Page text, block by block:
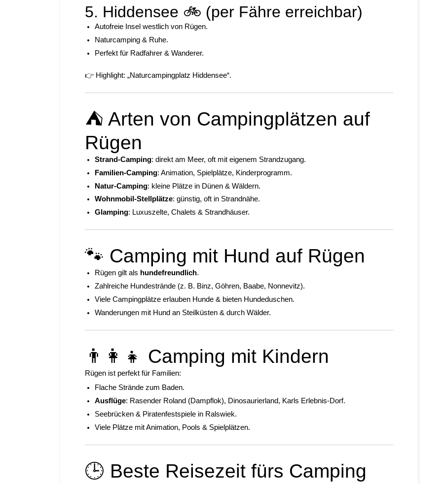
5. Hiddensee 🚲 (per Fähre erreichbar)
Autofreie Insel westlich von Rügen.
Naturcamping & Ruhe.
Perfekt für Radfahrer & Wanderer.
👉 Highlight: „Naturcampingplatz Hiddensee“.
⛺ Arten von Campingplätzen auf
Rügen
Strand-Camping: direkt am Meer, oft mit eigenem Strandzugang.
Familien-Camping: Animation, Spielplätze, Kinderprogramm.
Natur-Camping: kleine Plätze in Dünen & Wäldern.
Wohnmobil-Stellplätze: günstig, oft in Strandnähe.
Glamping: Luxuszelte, Chalets & Strandhäuser.
🐾 Camping mit Hund auf Rügen
Rügen gilt als hundefreundlich.
Zahlreiche Hundestrände (z. B. Binz, Göhren, Baabe, Nonnevitz).
Viele Campingplätze erlauben Hunde & bieten Hundeduschen.
Wanderungen mit Hund an Steilküsten & durch Wälder.
👨👩👧 Camping mit Kindern
Rügen ist perfekt für Familien:
Flache Strände zum Baden.
Ausflüge: Rasender Roland (Dampflok), Dinosaurierland, Karls Erlebnis-Dorf.
Seebrücken & Piratenfestspiele in Ralswiek.
Viele Plätze mit Animation, Pools & Spielplätzen.
🕒 Beste Reisezeit fürs Camping